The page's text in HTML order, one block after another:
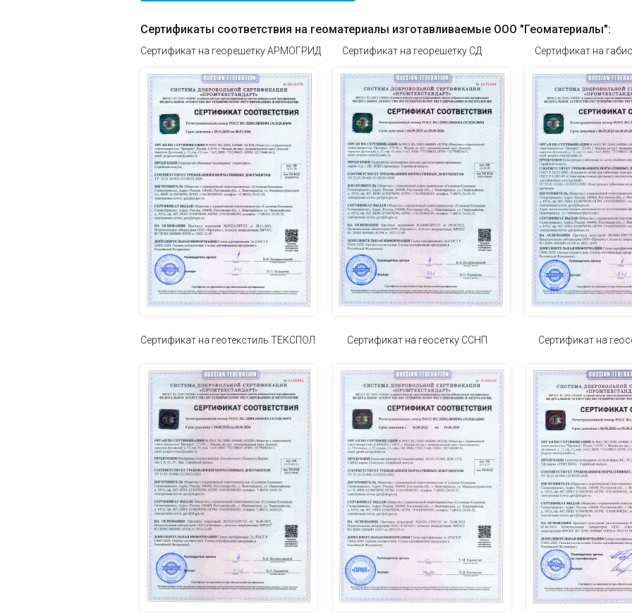
Сертификаты соответствия на геоматериалы изготавливаемые ООО "Геоматериалы":
Сертификат на георешетку АРМОГРИД Сертификат на георешетку СД Сертификат на
Сертификат на геотекстиль ТЕКСПОЛ Сертификат на геосетку ССНП Сертификат на